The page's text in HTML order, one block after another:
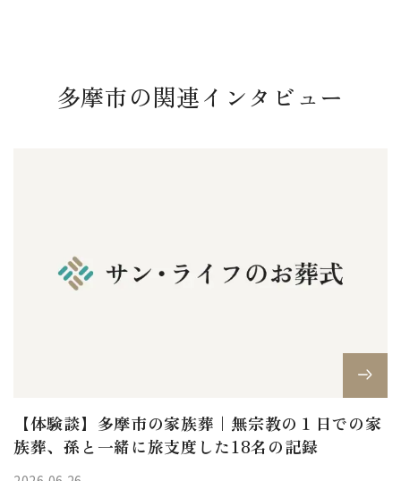
多摩市の関連インタビュー
【体験談】多摩市の家族葬｜無宗教の１日での家
族葬、孫と一緒に旅支度した18名の記録